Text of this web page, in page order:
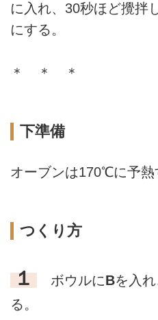
に入れ、30秒ほど攪拌
にする。
＊ ＊ ＊
下準備
オーブンは170℃に予熱
つくり方
１ ボウルにBを入
る。